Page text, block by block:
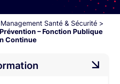
Management Santé & Sécurité >
– Fonction Publique
Continue